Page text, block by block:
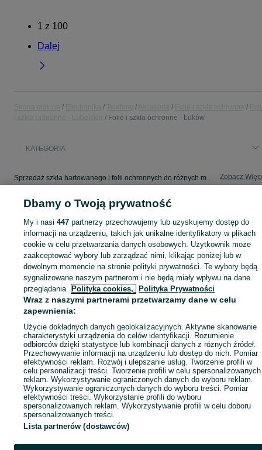
1 z 100
Dalej
Folie i szkła ochronne - Łuków
KATEGORIA
Sprzedaż szkła hartowanego i folii ochronnych do różnych modeli Łuków ▶️ szeroki wybór w najlepszych cenach ✌ Kupuj i sprzedawaj na OLX.pl! Zobacz
Mapa kategorii
Mapa miejscowości
Mapa ministron
Popularne wyszukiwania
Dbamy o Twoją prywatność
My i nasi447 partnerzy przechowujemy lub uzyskujemy dostęp do
informacji na urządzeniu, takich jak unikalne identyfikatory w plikach
cookie w celu przetwarzania danych osobowych. Użytkownik może
zaakceptować wybory lub zarządzać nimi, klikając poniżej lub w
dowolnym momencie na stronie polityki prywatności. Te wybory będą
sygnalizowane naszym partnerom i nie będą miały wpływu na dane
przeglądania. Polityka cookies, Polityka Prywatności
Wraz z naszymi partnerami przetwarzamy dane w celu
zapewnienia:
Użycie dokładnych danych geolokalizacyjnych. Aktywne skanowanie
charakterystyki urządzenia do celów identyfikacji. Rozumienie
odbiorców dzięki statystyce lub kombinacji danych z różnych źródeł.
Przechowywanie informacji na urządzeniu lub dostęp do nich. Pomiar
efektywności reklam. Rozwój i ulepszanie usług. Tworzenie profili w
celu personalizacji treści. Tworzenie profili w celu spersonalizowanych
reklam. Wykorzystywanie ograniczonych danych do wyboru reklam.
Wykorzystywanie ograniczonych danych do wyboru treści. Pomiar
efektywności treści. Wykorzystanie profili do wyboru
spersonalizowanych reklam. Wykorzystywanie profili w celu doboru
spersonalizowanych treści.
Lista partnerów (dostawców)